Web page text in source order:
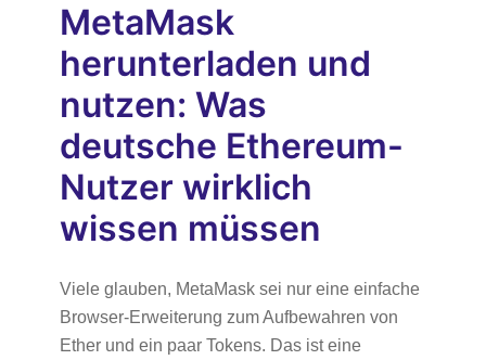
MetaMask
herunterladen und
nutzen: Was
deutsche Ethereum-
Nutzer wirklich
wissen müssen
Viele glauben, MetaMask sei nur eine einfache
Browser-Erweiterung zum Aufbewahren von
Ether und ein paar Tokens. Das ist eine